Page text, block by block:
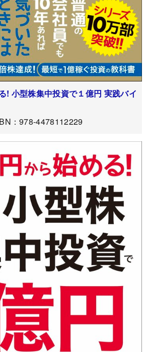
! 小型株集中投資で１億円 実践バイ
：978-4478112229